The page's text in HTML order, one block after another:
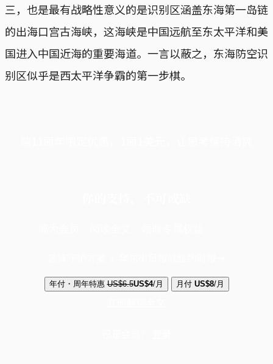
三，也是最有战略性意义的是识别区涵盖东海第一岛链
的出海口宫古海峡，这海峡是中国远航至东太平洋和美
国进入中国近海的重要海道。一言以蔽之，东海防空识
别区似乎是西太平洋争霸的第一步棋。
年付・周年特惠 US$6.5US$4/月 月付 US$8/月